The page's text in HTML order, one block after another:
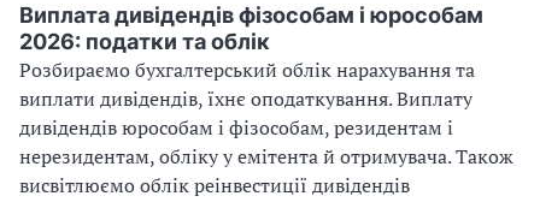
Виплата дивідендів фізособам і юрособам
2026: податки та облік
Розбираємо бухгалтерський облік нарахування та
виплати дивідендів, їхнє оподаткування. Виплату
дивідендів юрособам і фізособам, резидентам і
нерезидентам, обліку у емітента й отримувача. Також
висвітлюємо облік реінвестиції дивідендів